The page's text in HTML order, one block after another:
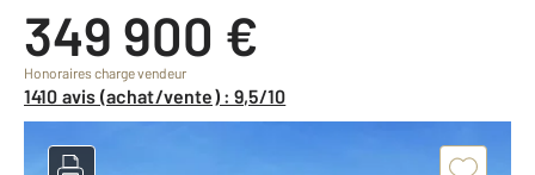
349 900 €
Honoraires charge vendeur
1410 avis (achat/vente) : 9,5/10